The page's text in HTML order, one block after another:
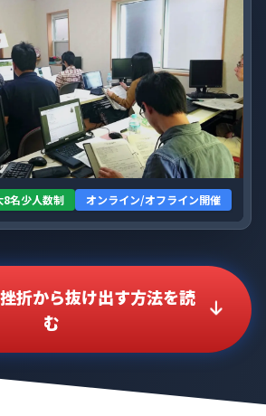
8名少人数制 オンライン/オフライン開催
折から抜け出す方法を読
む